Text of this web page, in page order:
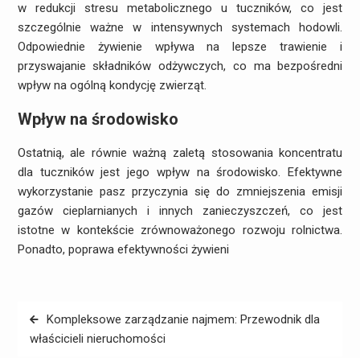
w redukcji stresu metabolicznego u tuczników, co jest
szczególnie ważne w intensywnych systemach hodowli.
Odpowiednie żywienie wpływa na lepsze trawienie i
przyswajanie składników odżywczych, co ma bezpośredni
wpływ na ogólną kondycję zwierząt.
Wpływ na środowisko
Ostatnią, ale równie ważną zaletą stosowania koncentratu
dla tuczników jest jego wpływ na środowisko. Efektywne
wykorzystanie pasz przyczynia się do zmniejszenia emisji
gazów cieplarnianych i innych zanieczyszczeń, co jest
istotne w kontekście zrównoważonego rozwoju rolnictwa.
Ponadto, poprawa efektywności żywieni
Nawigacja
wpisu
Kompleksowe zarządzanie najmem: Przewodnik dla
właścicieli nieruchomości